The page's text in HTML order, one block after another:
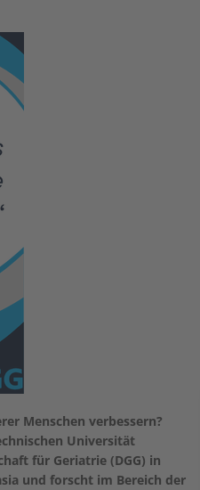
Menschen verbessern?
Universität
für Geriatrie (DGG) in
und forscht im Bereich der